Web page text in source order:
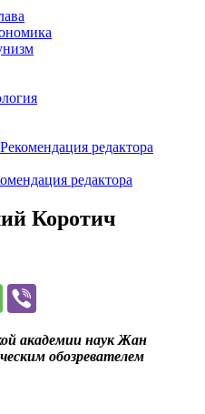
редактора
редактора
Коротич
академии наук Жан
обозревателем